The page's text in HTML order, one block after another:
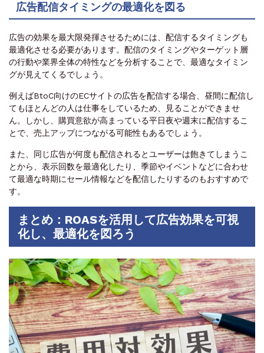
広告配信タイミングの最適化を図る
広告の効果を最大限発揮させるためには、配信するタイミングも
最適化させる必要があります。配信のタイミングやターゲット層
の行動や業界全体の特性などを分析することで、最適なタイミン
グが見えてくるでしょう。
例えばBtoC向けのECサイトの広告を配信する場合、昼間に配信し
てもほとんどの人は仕事をしているため、見ることができませ
ん。しかし、購買意欲が高まっている平日夜や週末に配信するこ
とで、売上アップにつながる可能性もあるでしょう。
また、同じ広告が何度も配信されるとユーザーは飽きてしまうこ
とから、表示回数を最適化したり、季節やイベントなどに合わせ
て最適な時期にセール情報などを配信したりするのもおすすめで
す。
まとめ：ROASを活用して広告効果を可視
化し、最適化を図ろう